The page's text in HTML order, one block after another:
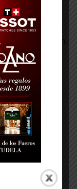
de
técnico, con
participativa